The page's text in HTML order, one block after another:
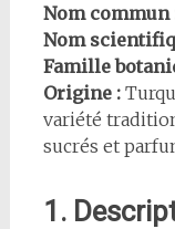
Nom commun
Nom
Famille
Origine :
variété
sucrés et
1.